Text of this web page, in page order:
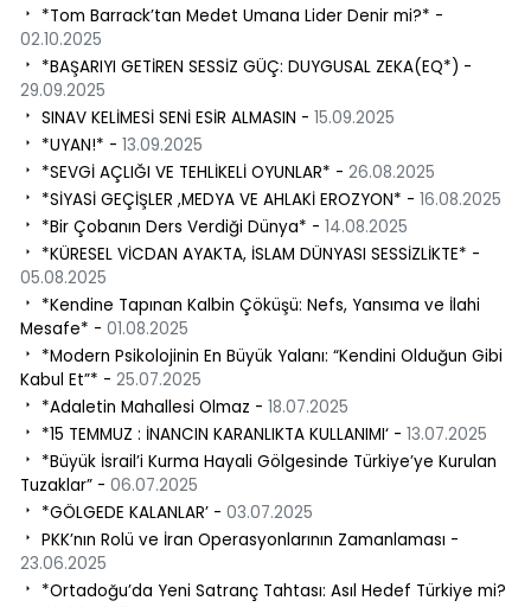
*Tom Barrack’tan Medet Umana Lider Denir mi?* -
02.10.2025
*BAŞARIYI GETİREN SESSİZ GÜÇ: DUYGUSAL ZEKA(EQ*) -
29.09.2025
SINAV KELİMESİ SENİ ESİR ALMASIN - 15.09.2025
*UYAN!* - 13.09.2025
*SEVGİ AÇLIĞI VE TEHLİKELİ OYUNLAR* - 26.08.2025
*SİYASİ GEÇİŞLER ,MEDYA VE AHLAKİ EROZYON* - 16.08.2025
​ *Bir Çobanın Ders Verdiği Dünya* - 14.08.2025
*KÜRESEL VİCDAN AYAKTA, İSLAM DÜNYASI SESSİZLİKTE* -
05.08.2025
*Kendine Tapınan Kalbin Çöküşü: Nefs, Yansıma ve İlahi
Mesafe* - 01.08.2025
*Modern Psikolojinin En Büyük Yalanı: “Kendini Olduğun Gibi
Kabul Et”* - 25.07.2025
*Adaletin Mahallesi Olmaz - 18.07.2025
*15 TEMMUZ : İNANCIN KARANLIKTA KULLANIMI‘ - 13.07.2025
*Büyük İsrail’i Kurma Hayali Gölgesinde Türkiye’ye Kurulan
Tuzaklar” - 06.07.2025
*GÖLGEDE KALANLAR’ - 03.07.2025
PKK’nın Rolü ve İran Operasyonlarının Zamanlaması -
23.06.2025
*Ortadoğu’da Yeni Satranç Tahtası: Asıl Hedef Türkiye mi?